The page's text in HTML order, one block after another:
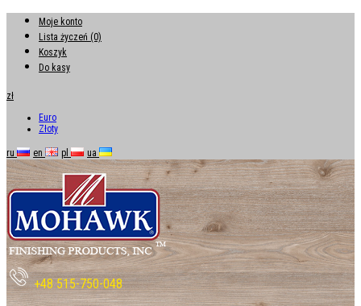
Moje konto
Lista życzeń (0)
Koszyk
Do kasy
zł
Euro
Złoty
ru en pl ua
+48 515-750-048